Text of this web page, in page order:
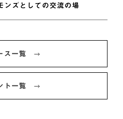
ンズとしての交流の場
ス一覧
ト一覧